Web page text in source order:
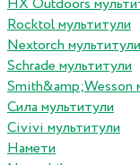
HX Outdoors
Rocktol мультитули
Nextorch мультитули
Schrade мультитули
Smith&amp;Wesson
Сила мультитули
Civivi мультитули
Намети